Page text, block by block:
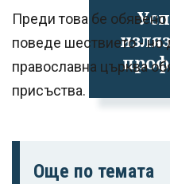
Преди това бе
поведе шествието - но
православна църква
присъства.
Още по темата